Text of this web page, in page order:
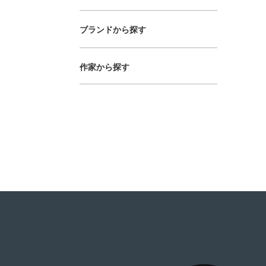
ブランドから探す
作家から探す